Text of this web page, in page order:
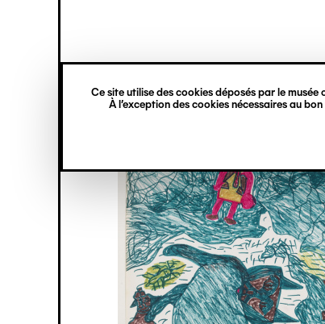
Ce site utilise des cookies déposés par le
À l’exception des cookies nécessaires au
principal
verticale